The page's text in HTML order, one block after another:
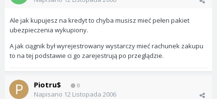
Ale jak kupujesz na kredyt to chyba musisz mieć pełen pakiet
ubezpieczenia wykupiony.
A jak ciągnik był wyrejestrowany wystarczy mieć rachunek zakupu
to na tej podstawie ci go zarejestrują po przeglądzie.
Piotru$ 0
Napisano 12 Listopada 2006